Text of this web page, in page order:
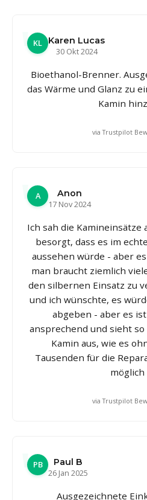
KL
Karen Lucas
30 Okt 2024
Bioethanol-Brenner.
das Wärme und Glanz zu
Kamin
via Trustpilot
A
Anon
17 Nov 2024
Ich sah die Kamineinsätze
besorgt, dass es im
aussehen würde - aber
man braucht ziemlich
den silbernen Einsatz zu
und ich wünschte, es
abgeben - aber es
ansprechend und sieht
Kamin aus, wie es
Tausenden für die
möglich
via Trustpilot
PB
Paul B
26 Jan 2025
Ausgezeichnete